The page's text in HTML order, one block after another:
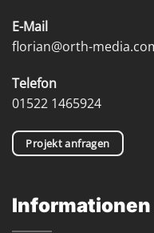
E-Mail
florian@orth-
Telefon
01522 1465924
Projekt anfragen
Informationen